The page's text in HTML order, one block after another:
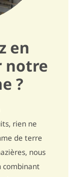
assez régulière / 6
assez sensible / 6
assez sensible / 6
en
notre
?
rien ne
de terre
nous
combinant